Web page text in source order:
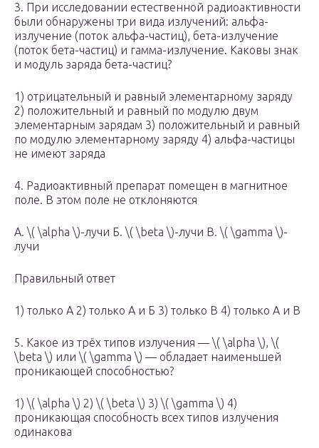
3. При исследовании естественной радиоактивности
были обнаружены три вида излучений: альфа-
излучение (поток альфа-частиц), бета-излучение
(поток бета-частиц) и гамма-излучение. Каковы знак
и модуль заряда бета-частиц?
1) отрицательный и равный элементарному заряду
2) положительный и равный по модулю двум
элементарным зарядам 3) положительный и равный
по модулю элементарному заряду 4) альфа-частицы
не имеют заряда
4. Радиоактивный препарат помещен в магнитное
поле. В этом поле не отклоняются
A. ​\( \alpha \)​-лучи Б. \( \beta \)-лучи B. \( \gamma \)-
лучи
Правильный ответ
1) только А 2) только А и Б 3) только В 4) только А и В
5. Какое из трёх типов излучения — ​\( \alpha \)​, ​\(
\beta \)​ или ​\( \gamma \)​ — обладает наименьшей
проникающей способностью?
1) ​\( \alpha \)​ 2) \( \beta \) 3) \( \gamma \) 4)
проникающая способность всех типов излучения
одинакова